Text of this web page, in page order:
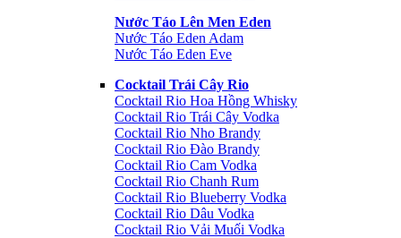
Nước Táo Lên Men Eden
Nước Táo Eden Adam
Nước Táo Eden Eve
Cocktail Trái Cây Rio
Cocktail Rio Hoa Hồng Whisky
Cocktail Rio Trái Cây Vodka
Cocktail Rio Nho Brandy
Cocktail Rio Đào Brandy
Cocktail Rio Cam Vodka
Cocktail Rio Chanh Rum
Cocktail Rio Blueberry Vodka
Cocktail Rio Dâu Vodka
Cocktail Rio Vải Muối Vodka